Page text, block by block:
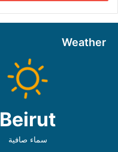
Weather
Beirut
سماء صافية